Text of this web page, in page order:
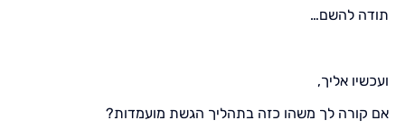
תודה להשם…
ועכשיו אליך,
אם קורה לך משהו כזה בתהליך הגשת מועמדות?